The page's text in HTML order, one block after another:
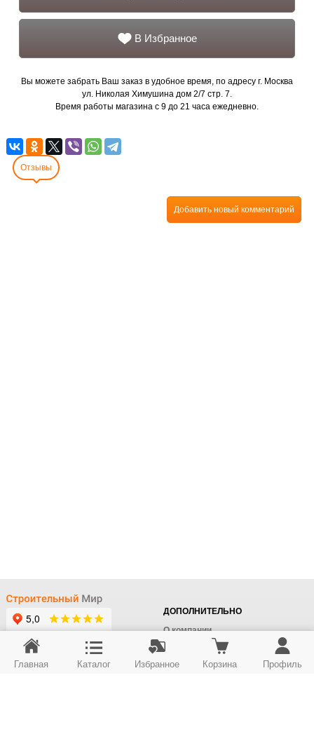
В Избранное
Вы можете забрать Ваш заказ в удобное время, по адресу г. Москва
ул. Николая Химушина дом 2/7 стр. 7.
Время работы магазина с 9 до 21 часа ежедневно.
Отзывы
Добавить новый комментарий
+7 (495) 414-22-76
ДОПОЛНИТЕЛЬНО
О компании
Доставка
Оплата
Главная Каталог Избранное Корзина Профиль